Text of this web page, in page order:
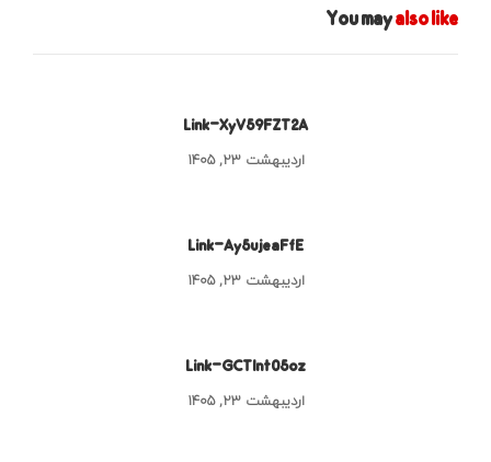
You mayalso like
Link-XyV59FZT2A
اردیبهشت ۲۳, ۱۴۰۵
Link-Ay5ujeaFfE
اردیبهشت ۲۳, ۱۴۰۵
Link-GCTInt05oz
اردیبهشت ۲۳, ۱۴۰۵